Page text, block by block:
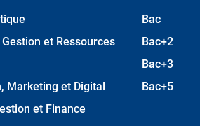
et Ressources
Marketing et Digital
et Finance
Bac
Bac+2
Bac+3
Bac+5